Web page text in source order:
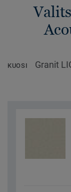
KUOSI Granit